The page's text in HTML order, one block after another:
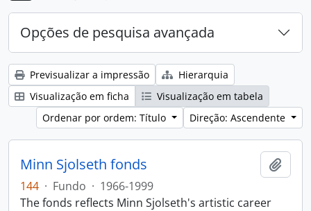
Opções de pesquisa avançada
Previsualizar a impressão
Hierarquia
Visualização em ficha
Visualização em tabela
Ordenar por ordem: Título
Direção: Ascendente
Minn Sjolseth fonds
144 · Fundo · 1966-1999
The fonds reflects Minn Sjolseth's artistic career